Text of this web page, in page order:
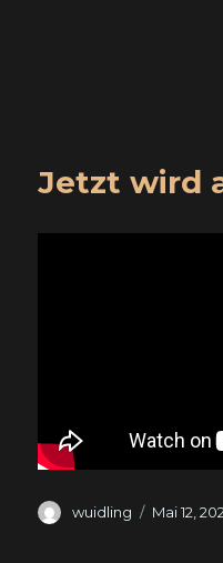
Jetzt wird
Autor
wuidling Mai 12,